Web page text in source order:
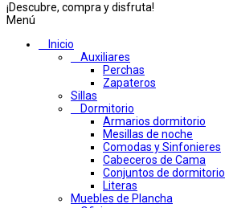
¡Descubre, compra y disfruta!
Menú
Inicio
Auxiliares
Perchas
Zapateros
Sillas
Dormitorio
Armarios dormitorio
Mesillas de noche
Comodas y Sinfonieres
Cabeceros de Cama
Conjuntos de dormitorio
Literas
Muebles de Plancha